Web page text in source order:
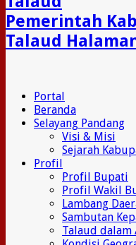
Pemerintah
Talaud
Portal
Beranda
Selayang Pandang
Visi & Misi
Sejarah
Profil
Profil Bupati
Profil Wakil
Lambang
Sambutan
Talaud dalam